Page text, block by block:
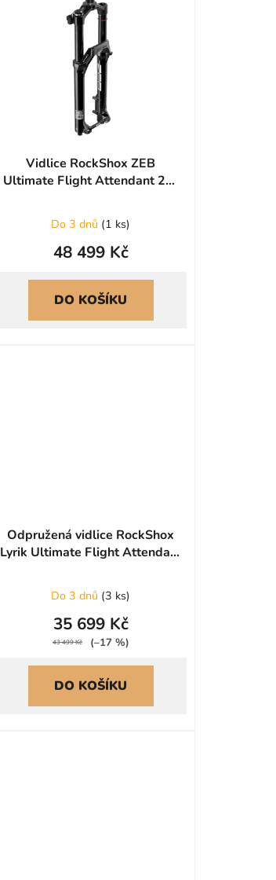
Vidlice RockShox ZEB
Ultimate Flight Attendant 29"
Do 3 dnů (1 ks)
48 499 Kč
DO KOŠÍKU
Odpružená vidlice RockShox
Lyrik Ultimate Flight Attendant
Do 3 dnů (3 ks)
35 699 Kč
43 499 Kč (–17 %)
DO KOŠÍKU